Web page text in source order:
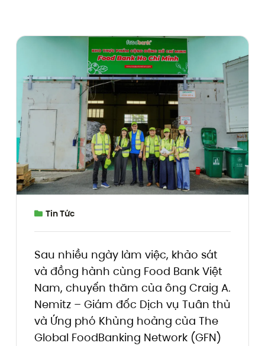
Tin Tức
Sau nhiều ngày làm việc, khảo sát
và đồng hành cùng Food Bank Việt
Nam, chuyến thăm của ông Craig A.
Nemitz – Giám đốc Dịch vụ Tuân thủ
và Ứng phó Khủng hoảng của The
Global FoodBanking Network (GFN)